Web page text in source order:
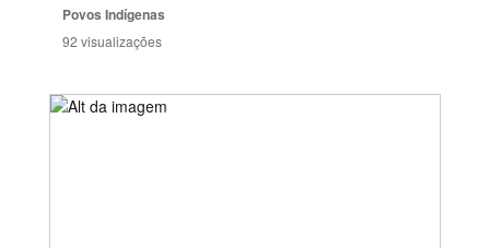
Povos Indígenas
92 visualizações